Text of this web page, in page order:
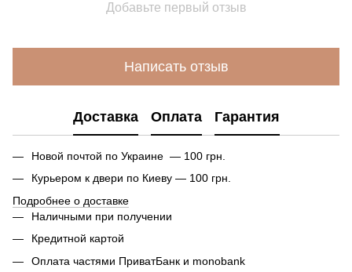
Добавьте первый отзыв
Написать отзыв
Доставка Оплата Гарантия
Новой почтой по Украине — 100 грн.
Курьером к двери по Киеву — 100 грн.
Подробнее о доставке
Наличными при получении
Кредитной картой
Оплата частями ПриватБанк и monobank